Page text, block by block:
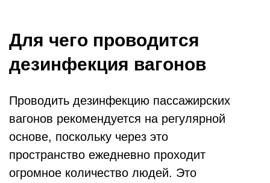
Для чего проводится
дезинфекция вагонов
Проводить дезинфекцию пассажирских
вагонов рекомендуется на регулярной
основе, поскольку через это
пространство ежедневно проходит
огромное количество людей. Это